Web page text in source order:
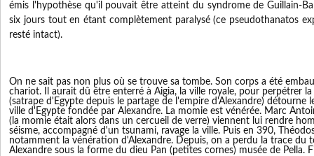
émis l'hypothèse qu'il pouvait être atteint du syndrome de Guillain-
six jours tout en étant complètement paralysé (ce pseudothanatos
resté intact).
On ne sait pas non plus où se trouve sa tombe. Son corps a été
chariot. Il aurait dû être enterré à Aigia, la ville royale, pour perpétrer
(satrape d'Egypte depuis le partage de l'empire d'Alexandre) détourne
ville d'Egypte fondée par Alexandre. La momie est vénérée. Marc
(la momie était alors dans un cercueil de verre) viennent lui rendre
séisme, accompagné d'un tsunami, ravage la ville. Puis en 390,
notamment la vénération d'Alexandre. Depuis, on a perdu la trace du
Alexandre sous la forme du dieu Pan (petites cornes) musée de Pella.